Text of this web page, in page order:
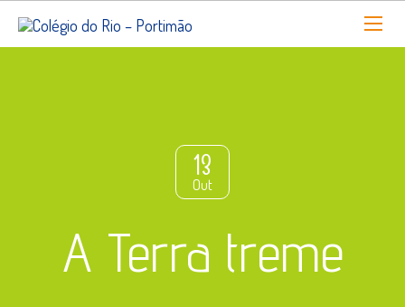
13
Out
A Terra treme